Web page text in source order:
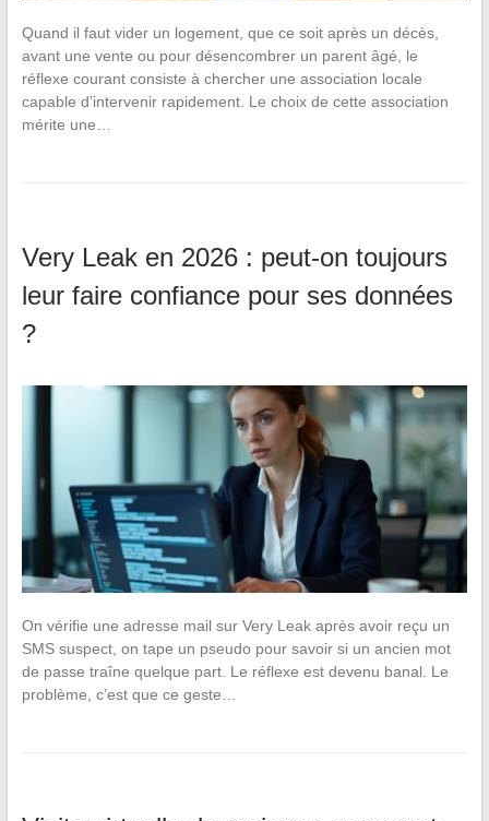
Quand il faut vider un logement, que ce soit après un décès,
avant une vente ou pour désencombrer un parent âgé, le
réflexe courant consiste à chercher une association locale
capable d’intervenir rapidement. Le choix de cette association
mérite une…
Very Leak en 2026 : peut-on toujours
leur faire confiance pour ses données
?
On vérifie une adresse mail sur Very Leak après avoir reçu un
SMS suspect, on tape un pseudo pour savoir si un ancien mot
de passe traîne quelque part. Le réflexe est devenu banal. Le
problème, c’est que ce geste…